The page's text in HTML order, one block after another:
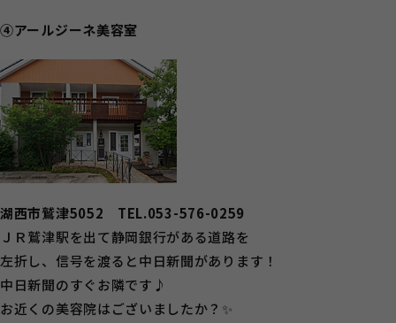
④アールジーネ美容室
湖西市鷲津5052 TEL.053-576-0259
ＪＲ鷲津駅を出て静岡銀行がある道路を
左折し、信号を渡ると中日新聞があります！
中日新聞のすぐお隣です♪
お近くの美容院はございましたか？✨